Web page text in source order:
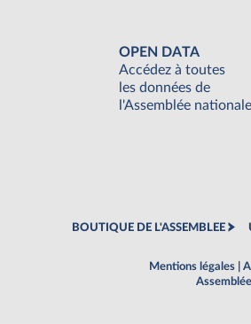
OPEN DATA
Accédez à toutes
les données de
l'Assemblée nationale
BOUTIQUE DE L'ASSEMBLEE
Mentions légales